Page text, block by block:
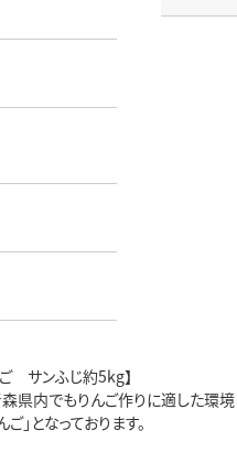
サンふじ約5kg】
内でもりんご作りに適した環境
」となっております。